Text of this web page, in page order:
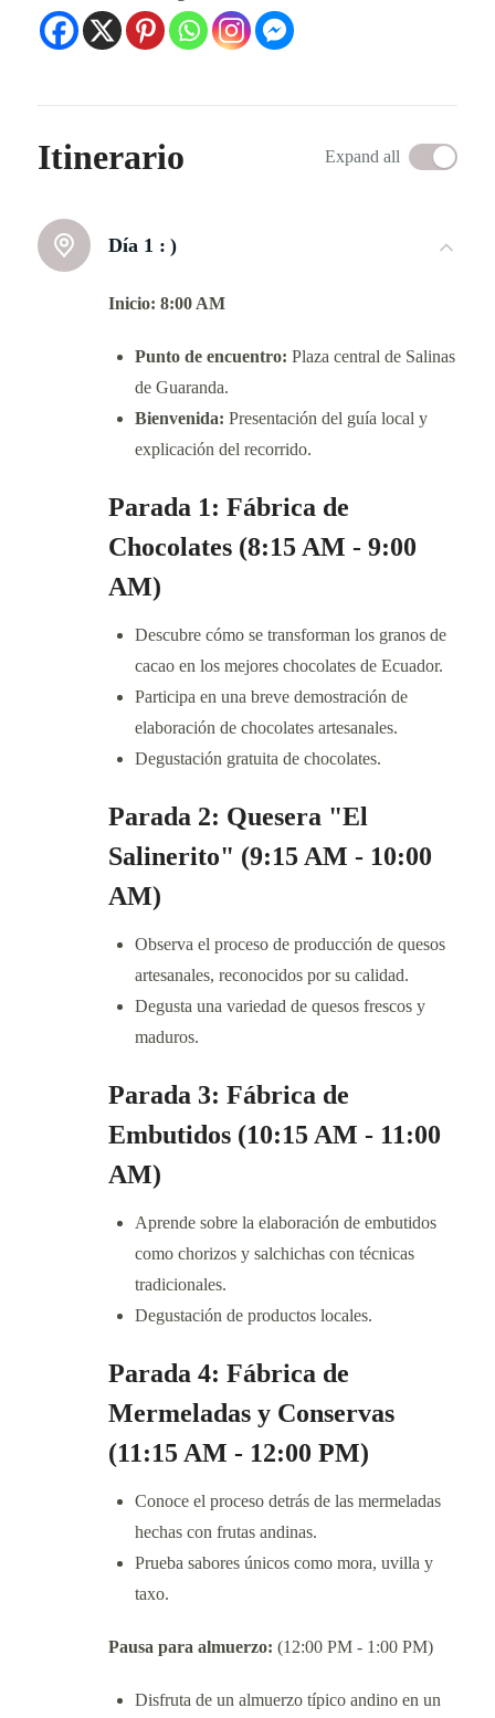
Itinerario Expand all
Día 1 : )
Inicio: 8:00 AM
Punto de encuentro: Plaza central de Salinas
de Guaranda.
Bienvenida: Presentación del guía local y
explicación del recorrido.
Parada 1: Fábrica de
Chocolates (8:15 AM - 9:00
AM)
Descubre cómo se transforman los granos de
cacao en los mejores chocolates de Ecuador.
Participa en una breve demostración de
elaboración de chocolates artesanales.
Degustación gratuita de chocolates.
Parada 2: Quesera "El
Salinerito" (9:15 AM - 10:00
AM)
Observa el proceso de producción de quesos
artesanales, reconocidos por su calidad.
Degusta una variedad de quesos frescos y
maduros.
Parada 3: Fábrica de
Embutidos (10:15 AM - 11:00
AM)
Aprende sobre la elaboración de embutidos
como chorizos y salchichas con técnicas
tradicionales.
Degustación de productos locales.
Parada 4: Fábrica de
Mermeladas y Conservas
(11:15 AM - 12:00 PM)
Conoce el proceso detrás de las mermeladas
hechas con frutas andinas.
Prueba sabores únicos como mora, uvilla y
taxo.
Pausa para almuerzo: (12:00 PM - 1:00 PM)
Disfruta de un almuerzo típico andino en un